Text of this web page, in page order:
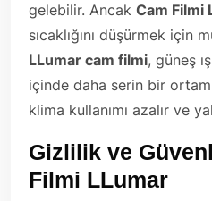
gelebilir. Ancak Cam Filmi
sıcaklığını düşürmek için
LLumar cam filmi, güneş
içinde daha serin bir
klima kullanımı azalır ve
Gizlilik ve
Filmi LLumar